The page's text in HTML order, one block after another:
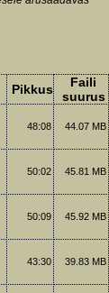
Pikkus
Faili
suurus
48:08 44.07 MB
50:02 45.81 MB
50:09 45.92 MB
43:30 39.83 MB